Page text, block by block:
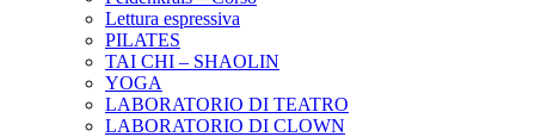
Lettura espressiva
PILATES
TAI CHI – SHAOLIN
YOGA
LABORATORIO DI TEATRO
LABORATORIO DI CLOWN